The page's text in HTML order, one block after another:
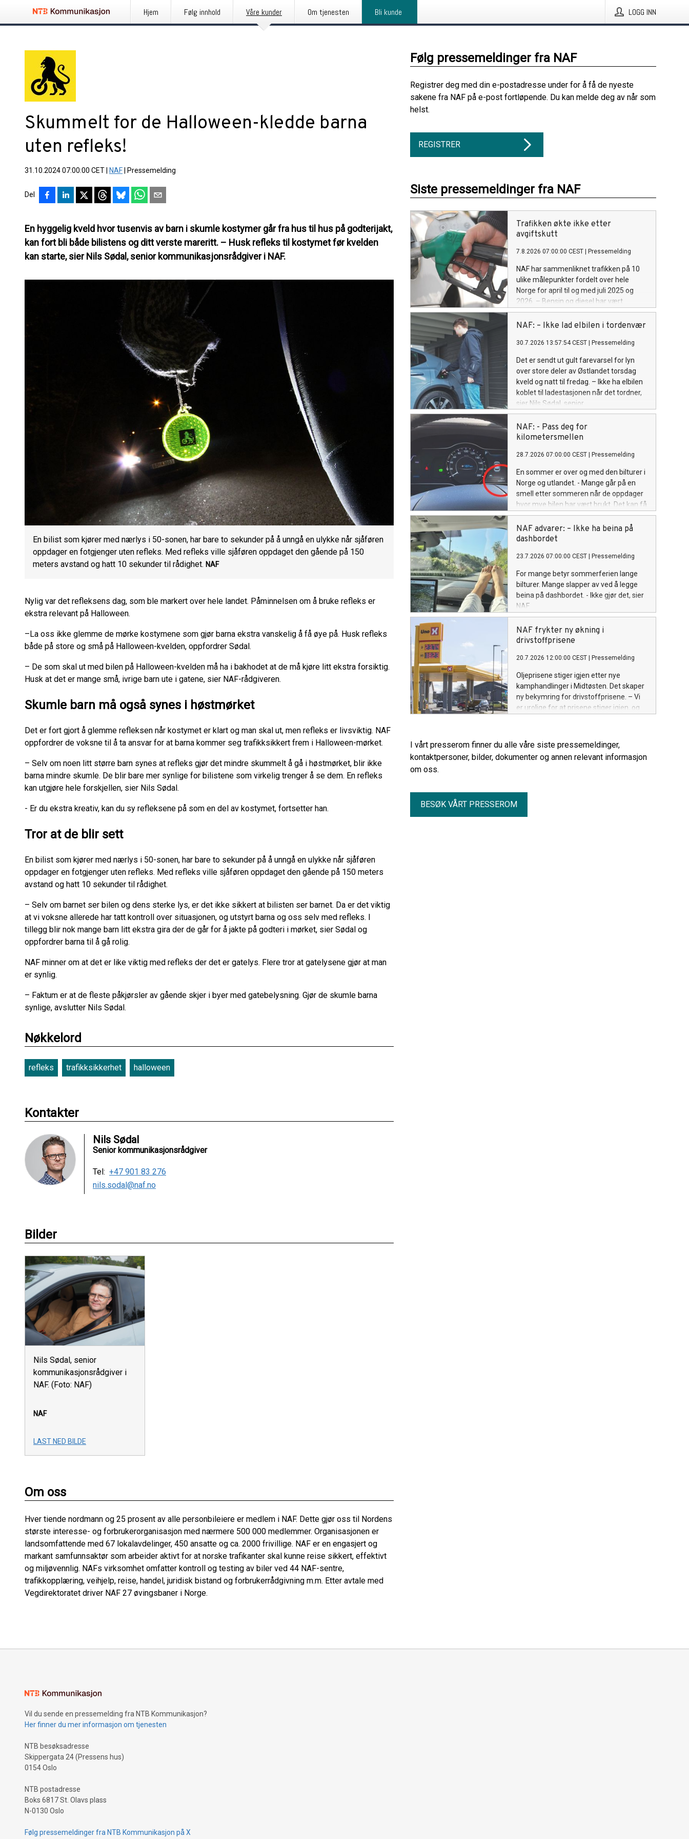
Hjem Følg innhold Våre kunder Om tjenesten Bli kunde LOGG INN
Skummelt for de Halloween-kledde barna
uten refleks!
31.10.2024 07:00:00 CET NAF Pressemelding
Del
En hyggelig kveld hvor tusenvis av barn i skumle kostymer går fra hus til hus på godterijakt,
kan fort bli både bilistens og ditt verste mareritt. – Husk refleks til kostymet før kvelden
kan starte, sier Nils Sødal, senior kommunikasjonsrådgiver i NAF.
En bilist som kjører med nærlys i 50-sonen, har bare to sekunder på å unngå en ulykke når sjåføren
oppdager en fotgjenger uten refleks. Med refleks ville sjåføren oppdaget den gående på 150
meters avstand og hatt 10 sekunder til rådighet. NAF
Nylig var det refleksens dag, som ble markert over hele landet. Påminnelsen om å bruke refleks er
ekstra relevant på Halloween.
–La oss ikke glemme de mørke kostymene som gjør barna ekstra vanskelig å få øye på. Husk refleks
både på store og små på Halloween-kvelden, oppfordrer Sødal.
– De som skal ut med bilen på Halloween-kvelden må ha i bakhodet at de må kjøre litt ekstra forsiktig.
Husk at det er mange små, ivrige barn ute i gatene, sier NAF-rådgiveren.
Skumle barn må også synes i høstmørket
Det er fort gjort å glemme refleksen når kostymet er klart og man skal ut, men refleks er livsviktig. NAF
oppfordrer de voksne til å ta ansvar for at barna kommer seg trafikksikkert frem i Halloween-mørket.
– Selv om noen litt større barn synes at refleks gjør det mindre skummelt å gå i høstmørket, blir ikke
barna mindre skumle. De blir bare mer synlige for bilistene som virkelig trenger å se dem. En refleks
kan utgjøre hele forskjellen, sier Nils Sødal.
- Er du ekstra kreativ, kan du sy refleksene på som en del av kostymet, fortsetter han.
Tror at de blir sett
En bilist som kjører med nærlys i 50-sonen, har bare to sekunder på å unngå en ulykke når sjåføren
oppdager en fotgjenger uten refleks. Med refleks ville sjåføren oppdaget den gående på 150 meters
avstand og hatt 10 sekunder til rådighet.
– Selv om barnet ser bilen og dens sterke lys, er det ikke sikkert at bilisten ser barnet. Da er det viktig
at vi voksne allerede har tatt kontroll over situasjonen, og utstyrt barna og oss selv med refleks. I
tillegg blir nok mange barn litt ekstra gira der de går for å jakte på godteri i mørket, sier Sødal og
oppfordrer barna til å gå rolig.
NAF minner om at det er like viktig med refleks der det er gatelys. Flere tror at gatelysene gjør at man
er synlig.
– Faktum er at de fleste påkjørsler av gående skjer i byer med gatebelysning. Gjør de skumle barna
synlige, avslutter Nils Sødal.
Nøkkelord
refleks trafikksikkerhet halloween
Kontakter
Nils Sødal
Senior kommunikasjonsrådgiver
Tel: +47 901 83 276
nils.sodal@naf.no
Bilder
Nils Sødal, senior
kommunikasjonsrådgiver i
NAF. (Foto: NAF)
NAF
LAST NED BILDE
Om oss
Hver tiende nordmann og 25 prosent av alle personbileiere er medlem i NAF. Dette gjør oss til Nordens
største interesse- og forbrukerorganisasjon med nærmere 500 000 medlemmer. Organisasjonen er
landsomfattende med 67 lokalavdelinger, 450 ansatte og ca. 2000 frivillige. NAF er en engasjert og
markant samfunnsaktør som arbeider aktivt for at norske trafikanter skal kunne reise sikkert, effektivt
og miljøvennlig. NAFs virksomhet omfatter kontroll og testing av biler ved 44 NAF-sentre,
trafikkopplæring, veihjelp, reise, handel, juridisk bistand og forbrukerrådgivning m.m. Etter avtale med
Vegdirektoratet driver NAF 27 øvingsbaner i Norge.
Følg pressemeldinger fra NAF
Registrer deg med din e-postadresse under for å få de nyeste
sakene fra NAF på e-post fortløpende. Du kan melde deg av når som
helst.
REGISTRER
Siste pressemeldinger fra NAF
Trafikken økte ikke etter
avgiftskutt
7.8.2026 07:00:00 CEST Pressemelding
NAF har sammenliknet trafikken på 10
ulike målepunkter fordelt over hele
Norge for april til og med juli 2025 og
2026. – Bensin og diesel har vært
billigere, men folk har ikke kjørt mer, sier
Ingunn Handagard, pressesjef i NAF.
NAF: – Ikke lad elbilen i tordenvær
30.7.2026 13:57:54 CEST Pressemelding
Det er sendt ut gult farevarsel for lyn
over store deler av Østlandet torsdag
kveld og natt til fredag. – Ikke ha elbilen
koblet til ladestasjonen når det tordner,
sier Nils Sødal, senior
kommunikasjonsrådgiver i NAF.
NAF: - Pass deg for
kilometersmellen
28.7.2026 07:00:00 CEST Pressemelding
En sommer er over og med den bilturer i
Norge og utlandet. - Mange går på en
smell etter sommeren når de oppdager
hvor mye bilen har vært brukt. Det kan få
stor betydning for forsikring og
leasingavtaler, advarer NAF.
NAF advarer: – Ikke ha beina på
dashbordet
23.7.2026 07:00:00 CEST Pressemelding
For mange betyr sommerferien lange
bilturer. Mange slapper av ved å legge
beina på dashbordet. - Ikke gjør det, sier
NAF.
NAF frykter ny økning i
drivstoffprisene
20.7.2026 12:00:00 CEST Pressemelding
Oljeprisene stiger igjen etter nye
kamphandlinger i Midtøsten. Det skaper
ny bekymring for drivstoffprisene. – Vi
er urolige for at prisene stiger igjen, og
opphører, sier Ingunn Handagard,
pressesjef i NAF.
I vårt presserom finner du alle våre siste pressemeldinger,
kontaktpersoner, bilder, dokumenter og annen relevant informasjon
om oss.
BESØK VÅRT PRESSEROM
Vil du sende en pressemelding fra NTB Kommunikasjon?
Her finner du mer informasjon om tjenesten
NTB besøksadresse
Skippergata 24 (Pressens hus)
0154 Oslo
NTB postadresse
Boks 6817 St. Olavs plass
N-0130 Oslo
Følg pressemeldinger fra NTB Kommunikasjon på X